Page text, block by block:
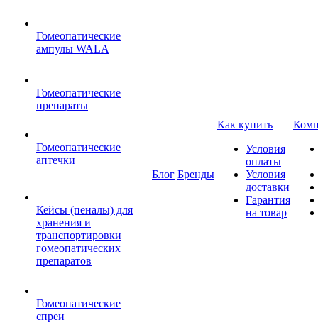
Гомеопатические
ампулы WALA
Гомеопатические
препараты
Гомеопатические
аптечки
Кейсы (пеналы) для
хранения и
транспортировки
гомеопатических
препаратов
Гомеопатические
спреи
Блог Бренды
Как купить
Условия
оплаты
Условия
доставки
Гарантия
на товар